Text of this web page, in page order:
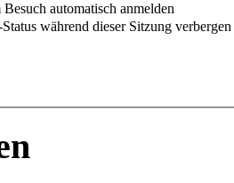
automatisch anmelden
während dieser Sitzung verbergen